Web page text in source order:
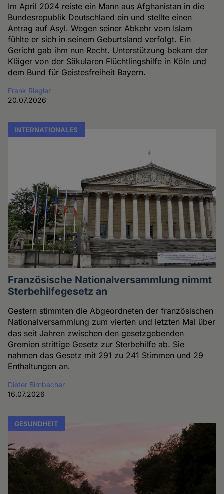
Im April 2024 reiste ein Mann aus Afghanistan in die
Bundesrepublik Deutschland ein und stellte einen
Antrag auf Asyl. Wegen seiner Abkehr vom Islam
fühlte er sich in seinem Geburtsland verfolgt. Ein
Gericht gab ihm nun Recht. Unterstützung bekam der
Kläger von der Säkularen Flüchtlingshilfe in Köln und
dem Bund für Geistesfreiheit Bayern.
Frank Riegler
20.07.2026
INTERNATIONALES
Französische Nationalversammlung nimmt
Sterbehilfegesetz an
Gestern stimmten die Abgeordneten der französischen
Nationalversammlung zum vierten und letzten Mal über
das seit Jahren zwischen den gesetzgebenden
Gremien strittige Gesetz zur Sterbehilfe ab. Sie
nahmen das Gesetz mit 291 zu 241 Stimmen und 29
Enthaltungen an.
Dieter Birnbacher
16.07.2026
GESUNDHEIT